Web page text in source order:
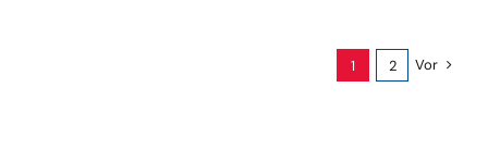
1 2 Vor